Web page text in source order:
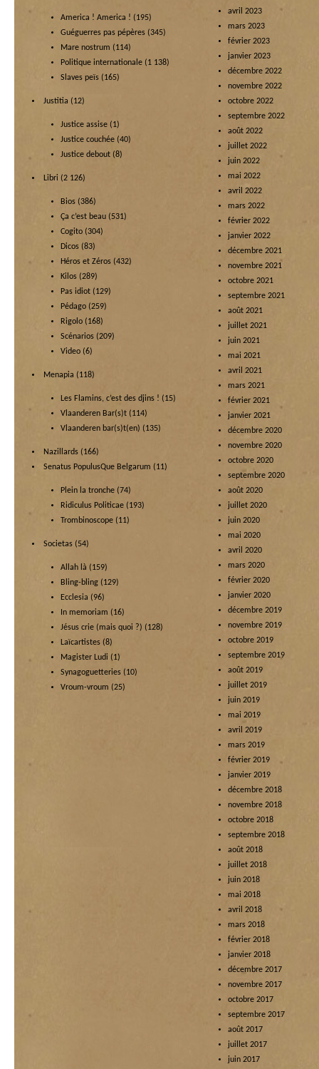
America ! America ! (195)
Guéguerres pas pépères (345)
Mare nostrum (114)
Politique internationale (1 138)
Slaves peïs (165)
Justitia (12)
Justice assise (1)
Justice couchée (40)
Justice debout (8)
Libri (2 126)
Bios (386)
Ça c’est beau (531)
Cogito (304)
Dicos (83)
Héros et Zéros (432)
Kilos (289)
Pas idiot (129)
Pédago (259)
Rigolo (168)
Scénarios (209)
Video (6)
Menapia (118)
Les Flamins, c’est des djins ! (15)
Vlaanderen Bar(s)t (114)
Vlaanderen bar(s)t(en) (135)
Nazillards (166)
Senatus PopulusQue Belgarum (11)
Plein la tronche (74)
Ridiculus Politicae (193)
Trombinoscope (11)
Societas (54)
Allah là (159)
Bling-bling (129)
Ecclesia (96)
In memoriam (16)
Jésus crie (mais quoi ?) (128)
Laïcartistes (8)
Magister Ludi (1)
Synagoguetteries (10)
Vroum-vroum (25)
avril 2023
mars 2023
février 2023
janvier 2023
décembre 2022
novembre 2022
octobre 2022
septembre 2022
août 2022
juillet 2022
juin 2022
mai 2022
avril 2022
mars 2022
février 2022
janvier 2022
décembre 2021
novembre 2021
octobre 2021
septembre 2021
août 2021
juillet 2021
juin 2021
mai 2021
avril 2021
mars 2021
février 2021
janvier 2021
décembre 2020
novembre 2020
octobre 2020
septembre 2020
août 2020
juillet 2020
juin 2020
mai 2020
avril 2020
mars 2020
février 2020
janvier 2020
décembre 2019
novembre 2019
octobre 2019
septembre 2019
août 2019
juillet 2019
juin 2019
mai 2019
avril 2019
mars 2019
février 2019
janvier 2019
décembre 2018
novembre 2018
octobre 2018
septembre 2018
août 2018
juillet 2018
juin 2018
mai 2018
avril 2018
mars 2018
février 2018
janvier 2018
décembre 2017
novembre 2017
octobre 2017
septembre 2017
août 2017
juillet 2017
juin 2017